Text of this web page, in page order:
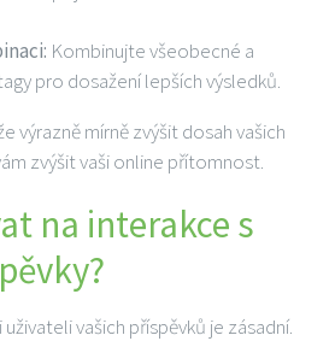
Kombinujte všeobecné a
pro dosažení lepších výsledků.
výrazně mírně zvýšit dosah vašich
zvýšit vaši online přítomnost.
na interakce s
vašich příspěvků je zásadní.